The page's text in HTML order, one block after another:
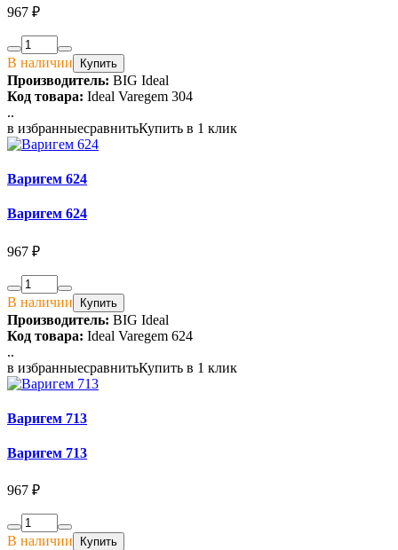
967 ₽
В наличии Купить
Производитель: BIG Ideal
Код товара: Ideal Varegem 304
..
в избранныесравнитьКупить в 1 клик
Варигем 624
Варигем 624
967 ₽
В наличии Купить
Производитель: BIG Ideal
Код товара: Ideal Varegem 624
..
в избранныесравнитьКупить в 1 клик
Варигем 713
Варигем 713
967 ₽
В наличии Купить